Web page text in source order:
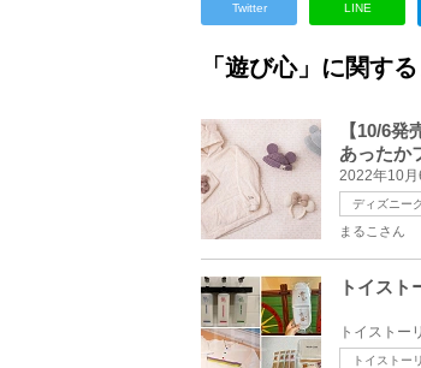
Twitter LINE
「遊び心」に関す
【10/6
あったか
ディズニー
まるこさん
トイスト
トイストー